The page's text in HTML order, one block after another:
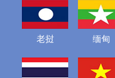
老挝 缅甸